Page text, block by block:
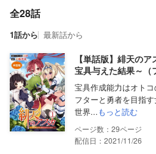
全28話
1話から 最新話から
【単話版】緋天の
宝具与えた結果～（
宝具作成能力はオト
フターと勇者を目指
世界...もっと読む
29
配信日：2021/11/26